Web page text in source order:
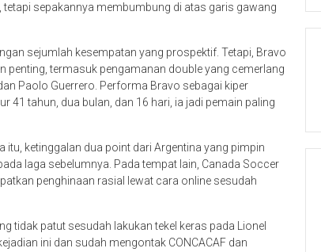
tetapi sepakannya membumbung di atas garis gawang
sejumlah kesempatan yang prospektif. Tetapi, Bravo
termasuk pengamanan double yang cemerlang
Paolo Guerrero. Performa Bravo sebagai kiper
41 tahun, dua bulan, dan 16 hari, ia jadi pemain paling
ketinggalan dua point dari Argentina yang pimpin
laga sebelumnya. Pada tempat lain, Canada Soccer
penghinaan rasial lewat cara online sesudah
tidak patut sesudah lakukan tekel keras pada Lionel
ini dan sudah mengontak CONCACAF dan